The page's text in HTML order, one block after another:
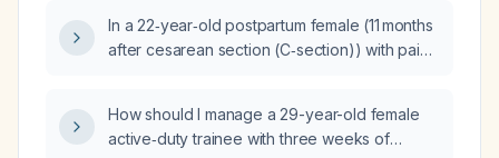
analgesic medications are safe during
breastfeeding?
bladder dysfunction?
In a 22‑year‑old postpartum female (11 months
after cesarean section (C‑section)) with pain
ankles, and neck for 1.5 months, no fever,
hemoglobin 12.4 g/dL, leukocytosis (white
How should I manage a 29-year-old female
active‑duty trainee with three weeks of